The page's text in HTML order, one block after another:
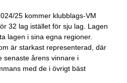
25 kommer klubblags-VM
32 lag istället för sju lag. Lagen
lagen i sina egna regioner.
är starkast representerad, där
senaste årens vinnare i
med de i övrigt bäst